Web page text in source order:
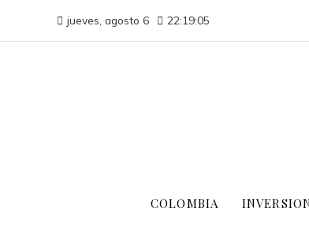
jueves, agosto 6 22:19:05
COLOMBIA